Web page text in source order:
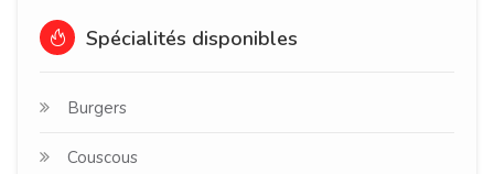
Spécialités disponibles
Burgers
Couscous